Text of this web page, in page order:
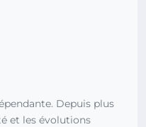
Depuis plus
et les évolutions